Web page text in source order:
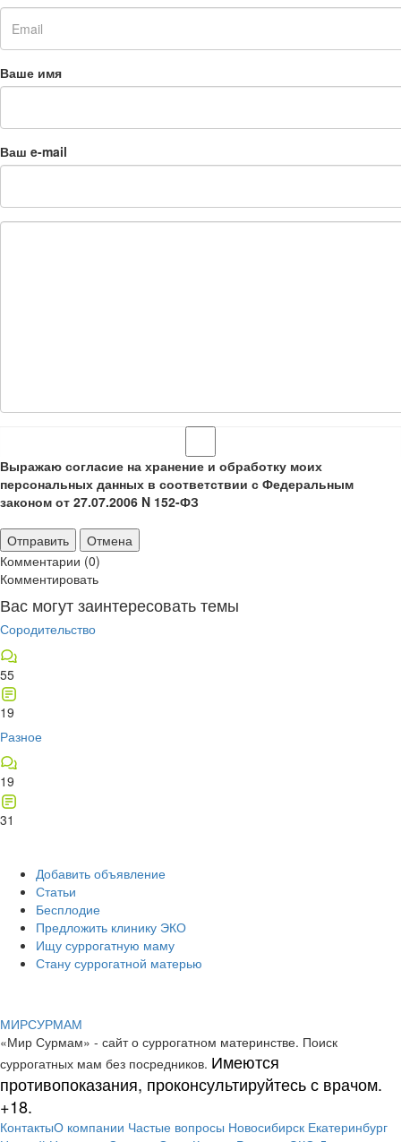
Ваше имя
Ваш e-mail
Выражаю согласие на хранение и обработку моих
персональных данных в соответствии с Федеральным
законом от 27.07.2006 N 152-ФЗ
Отправить
Отмена
Комментарии (0)
Комментировать
Вас могут заинтересовать темы
Сородительство
55
19
Разное
19
31
Добавить объявление
Статьи
Бесплодие
Предложить клинику ЭКО
Ищу суррогатную маму
Стану суррогатной матерью
МИРСУРМАМ
«Мир Сурмам» - сайт о суррогатном материнстве. Поиск
суррогатных мам без посредников. Имеются
противопоказания, проконсультируйтесь с врачом.
+18.
КонтактыО компании Частые вопросы Новосибирск Екатеринбург